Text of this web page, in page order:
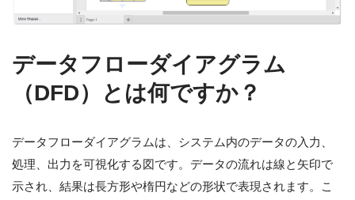
データフローダイアグラム
（DFD）とは何ですか？
データフローダイアグラムは、システム内のデータの入力、
処理、出力を可視化する図です。データの流れは線と矢印で
示され、結果は長方形や楕円などの形状で表現されます。こ